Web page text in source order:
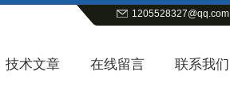
1205528327@qq.com
技术文章 在线留言 联系我们